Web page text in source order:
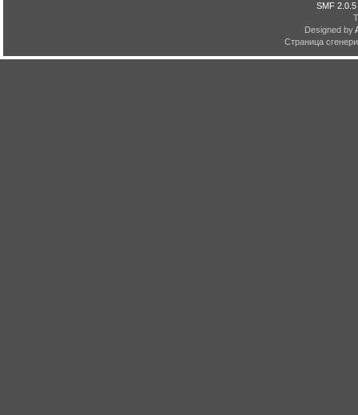
SMF 2.0.5
Designed by
Страница